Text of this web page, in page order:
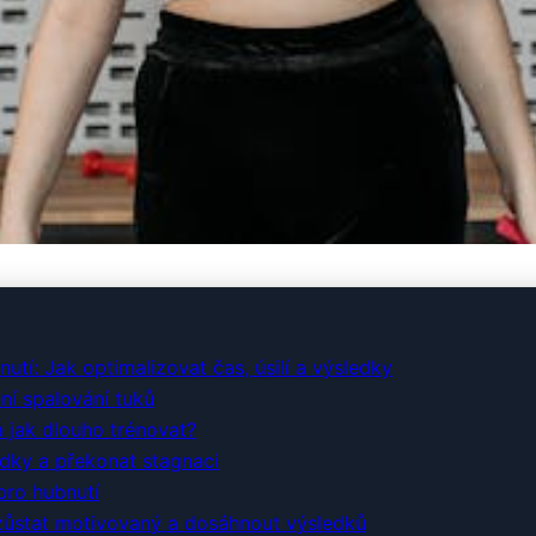
Průvodce: Ztráta Tuku
Jak optimalizovat čas, úsilí a výsledky
spalování tuků
jak dlouho trénovat?
a překonat stagnaci
hubnutí
motivovaný a dosáhnout výsledků